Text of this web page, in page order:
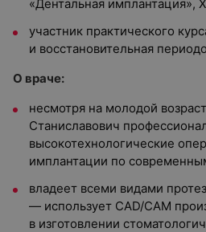
«Дентальная имплантация»,
участник практического
и восстановительная
О враче:
несмотря на молодой
Станиславович
высокотехнологические
имплантации по
владеет всеми видами
— использует CAD/CAM
в изготовлении